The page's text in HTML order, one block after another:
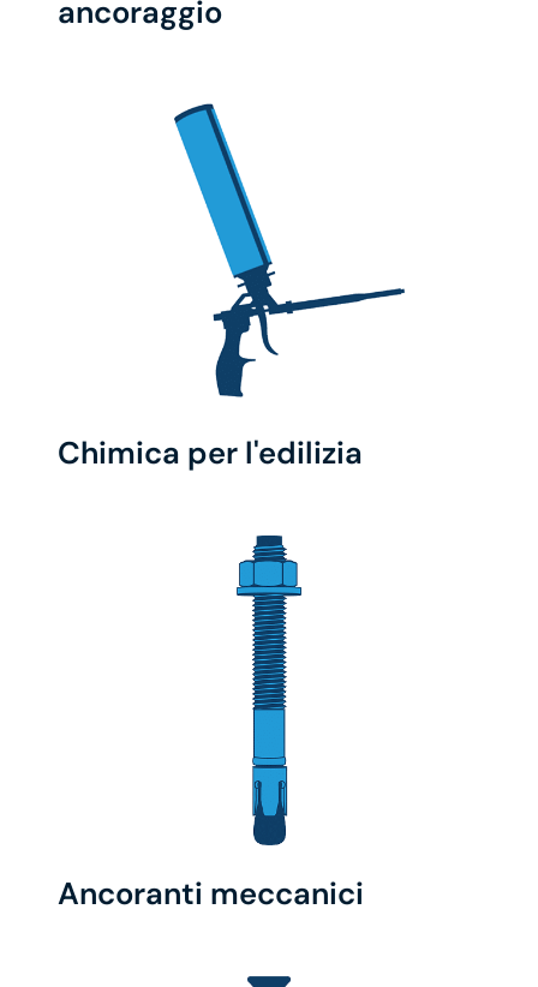
ancoraggio
Chimica per l'edilizia
Ancoranti meccanici